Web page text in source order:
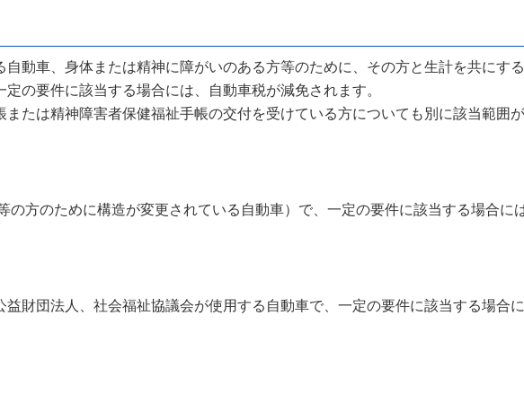
車、身体または精神に障がいのある方等のために、その方と生計を共にす
の要件に該当する場合には、自動車税が減免されます。
は精神障害者保健福祉手帳の交付を受けている方についても別に該当範囲
方のために構造が変更されている自動車）で、一定の要件に該当する場合に
財団法人、社会福祉協議会が使用する自動車で、一定の要件に該当する場合